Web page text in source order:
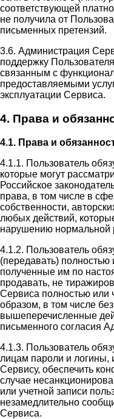
соответствующей
не получила от
письменных претензий.
3.6. Администрация
поддержку
связанным с
предоставляемыми
эксплуатации Сервиса.
4. Права и
4.1. Права и
4.1.1. Пользователь
которые могут
Российское
права, в том числе в
собственности,
любых действий,
нарушению нормальной
4.1.2. Пользователь
(передавать) полностью
полученные им по
продавать, не
Сервиса полностью или
образом, в том числе
вышеперечисленные
письменного согласия
4.1.3. Пользователь
лицам пароли и логины,
Сервису, обеспечить
случае
или учетной записи
незамедлительно
Сервиса.